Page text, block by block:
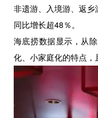
非遗游、入境游、返
同比增长超48％。
海底捞数据显示，从
化、小家庭化的特点，